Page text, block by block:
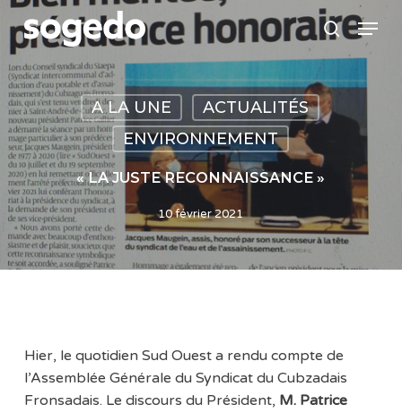
Skip
to
main
content
search
Menu
A LA UNE
ACTUALITÉS
ENVIRONNEMENT
« LA JUSTE RECONNAISSANCE »
10 février 2021
Hier, le quotidien Sud Ouest a rendu compte de
l’Assemblée Générale du Syndicat du Cubzadais
Fronsadais. Le discours du Président, M. Patrice